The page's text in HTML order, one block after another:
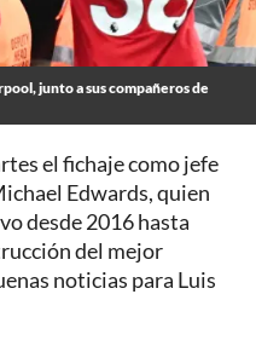
junto a sus compañeros de
el fichaje como jefe
Edwards, quien
desde 2016 hasta
del mejor
noticias para Luis